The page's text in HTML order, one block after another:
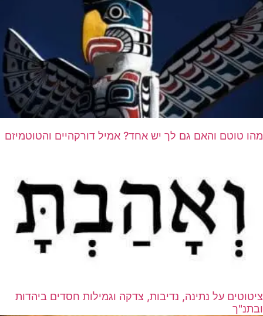
מהו טוטם והאם גם לך יש אחד? אמיל דורקהיים והטוטמיזם
ציטוטים על נתינה, נדיבות, צדקה וגמילות חסדים ביהדות
ובתנ"ך